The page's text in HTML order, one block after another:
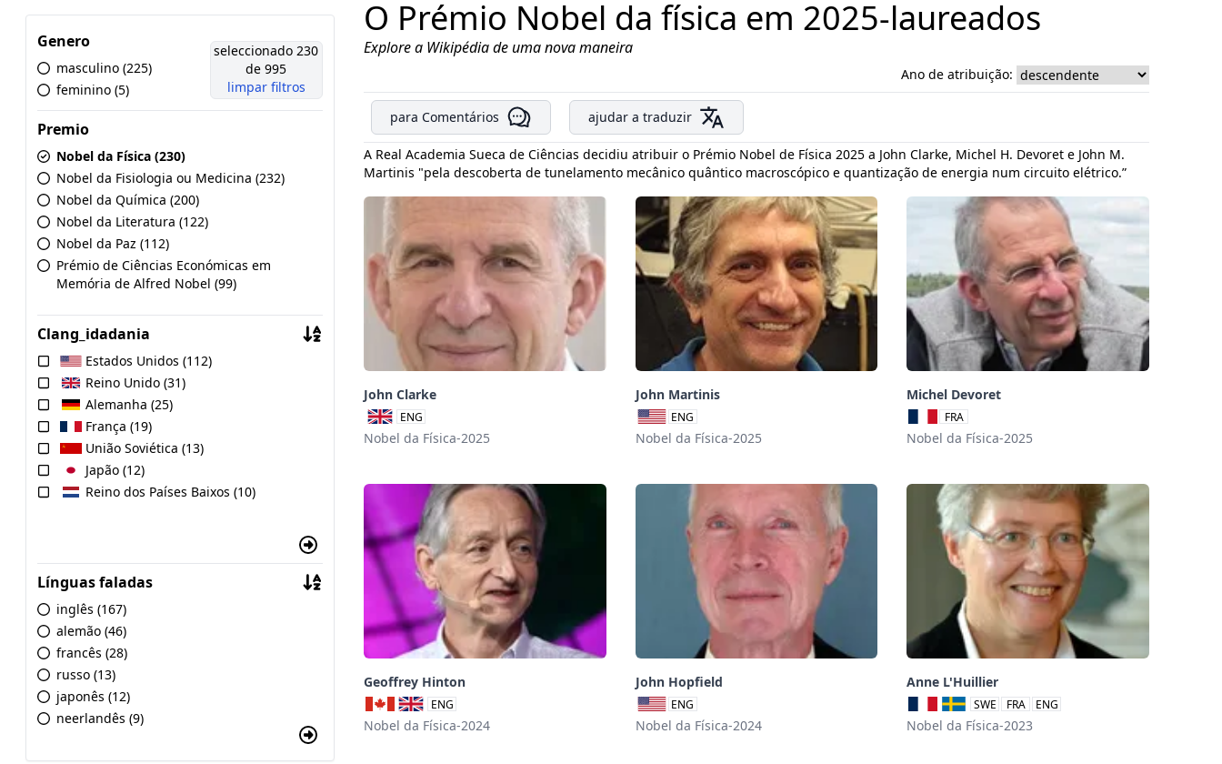
Genero
masculino (225)
feminino (5)
seleccionado 230
de 995
limpar filtros
Premio
Nobel da Física (230)
Nobel da Fisiologia ou Medicina (232)
Nobel da Química (200)
Nobel da Literatura (122)
Nobel da Paz (112)
Prémio de Ciências Económicas em
Memória de Alfred Nobel (99)
Clang_idadania
Estados Unidos (112)
Reino Unido (31)
Alemanha (25)
França (19)
União Soviética (13)
Japão (12)
Reino dos Países Baixos (10)
Línguas faladas
inglês (167)
alemão (46)
francês (28)
russo (13)
japonês (12)
neerlandês (9)
O Prémio Nobel da física em 2025-laureados
Explore a Wikipédia de uma nova maneira
Ano de atribuição:
para Comentários ajudar a traduzir
A Real Academia Sueca de Ciências decidiu atribuir o Prémio Nobel de Física 2025 a John Clarke, Michel H. Devoret e John M.
Martinis "pela descoberta de tunelamento mecânico quântico macroscópico e quantização de energia num circuito elétrico.”
John Clarke
ENG
Nobel da Física-2025
John Martinis
ENG
Nobel da Física-2025
Michel Devoret
FRA
Nobel da Física-2025
Geoffrey Hinton
ENG
Nobel da Física-2024
John Hopfield
ENG
Nobel da Física-2024
Anne L'Huillier
SWE FRA ENG
Nobel da Física-2023